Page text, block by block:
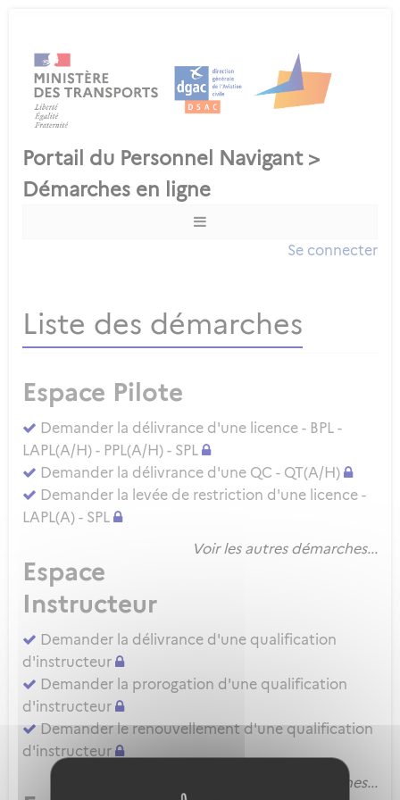
Se connecter
Liste des démarches
Espace Pilote
Demander la délivrance d'une licence - BPL -
LAPL(A/H) - PPL(A/H) - SPL
Demander la délivrance d'une QC - QT(A/H)
Demander la levée de restriction d'une licence -
LAPL(A) - SPL
Voir les autres démarches...
Espace
Instructeur
Demander la délivrance d'une qualification
d'instructeur
Demander la prorogation d'une qualification
d'instructeur
Demander le renouvellement d'une qualification
d'instructeur
Voir les autres démarches...